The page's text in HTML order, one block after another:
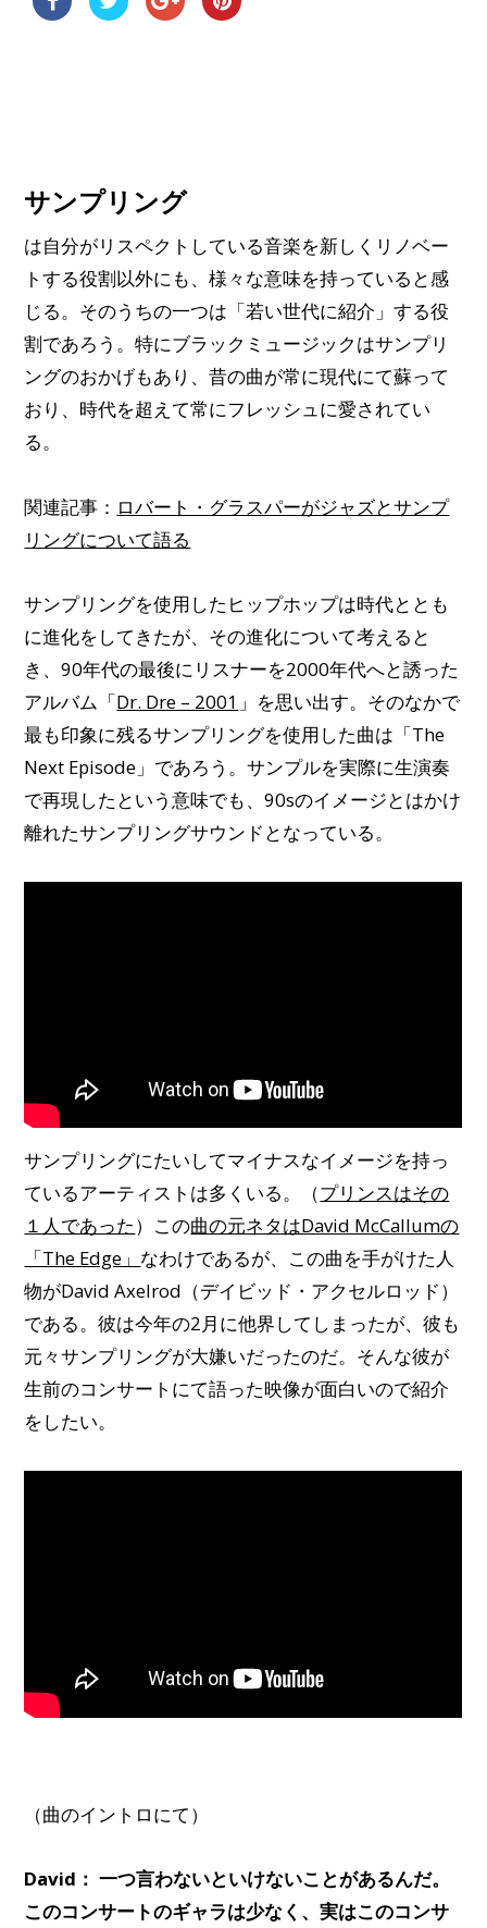
サンプリング
は自分がリスペクトしている音楽を新しくリノベー
トする役割以外にも、様々な意味を持っていると感
じる。そのうちの一つは「若い世代に紹介」する役
割であろう。特にブラックミュージックはサンプリ
ングのおかげもあり、昔の曲が常に現代にて蘇って
おり、時代を超えて常にフレッシュに愛されてい
る。
関連記事： ロバート・グラスパーがジャズとサンプ
リングについて語る
サンプリングを使用したヒップホップは時代ととも
に進化をしてきたが、その進化について考えると
き、90年代の最後にリスナーを2000年代へと誘った
アルバム「Dr. Dre – 2001 」を思い出す。そのなかで
最も印象に残るサンプリングを使用した曲は「The
Next Episode」であろう。サンプルを実際に生演奏
で再現したという意味でも、90sのイメージとはかけ
離れたサンプリングサウンドとなっている。
サンプリングにたいしてマイナスなイメージを持っ
ているアーティストは多くいる。（プリンスはその
１人であった）この曲の元ネタはDavid McCallumの
「The Edge」 なわけであるが、この曲を手がけた人
物がDavid Axelrod（デイビッド・アクセルロッド）
である。彼は今年の2月に他界してしまったが、彼も
元々サンプリングが大嫌いだったのだ。そんな彼が
生前のコンサートにて語った映像が面白いので紹介
をしたい。
（曲のイントロにて）
David： 一つ言わないといけないことがあるんだ。
このコンサートのギャラは少なく、実はこのコンサ